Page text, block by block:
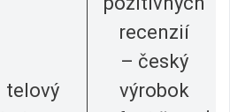
telový
recenzií
– český
výrobok